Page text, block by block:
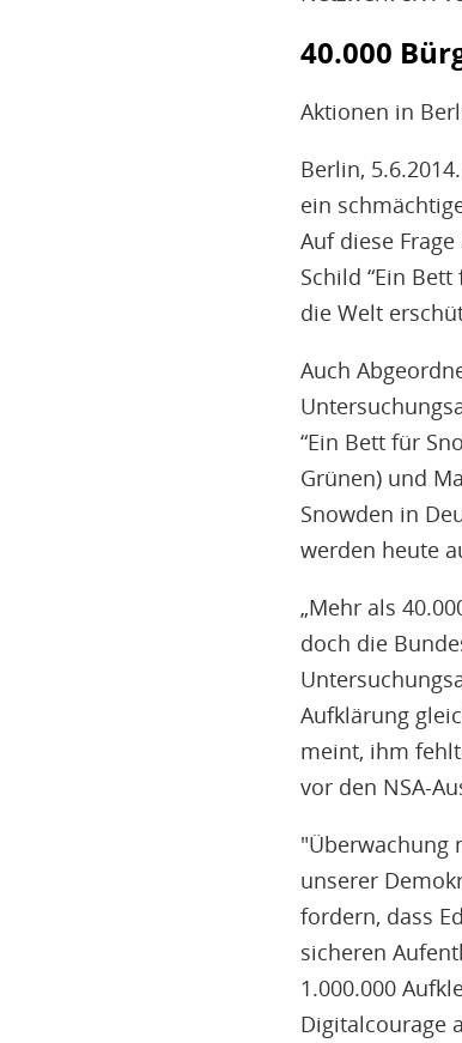
40.000
Aktionen in
Berlin,
ein
Auf diese
Schild “Ein
die Welt
Auch
“Ein Bett für
Grünen) und
Snowden in
werden heute
„Mehr als
doch die
Aufklärung
meint, ihm
vor den NSA-
"Überwachung
unserer
fordern, dass
sicheren
1.000.000
Digitalcourage